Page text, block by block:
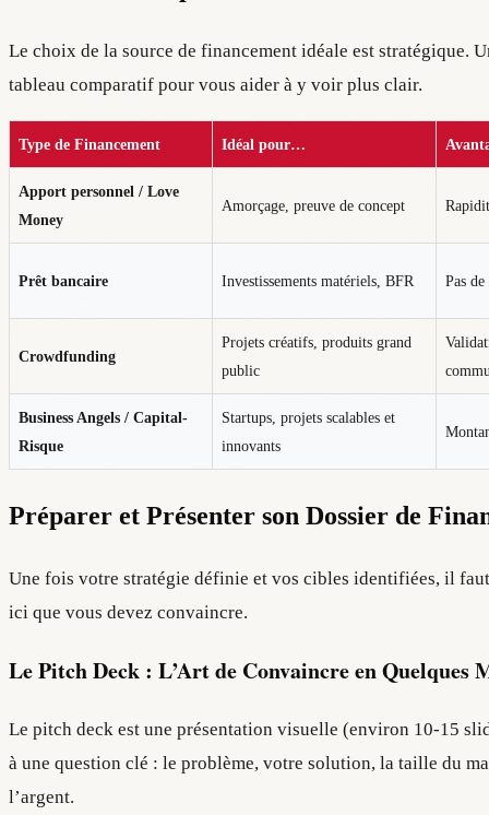
Le choix de la source de financement idéale est stratégique.
tableau comparatif pour vous aider à y voir plus clair.
Type de Financement Idéal pour…
Apport personnel / Love
Money
Amorçage, preuve de concept
Prêt bancaire Investissements matériels, BFR Pas
Crowdfunding
Projets créatifs, produits grand
public
Business Angels / Capital-
Risque
Startups, projets scalables et
innovants
Préparer et Présenter son Dossier de
Une fois votre stratégie définie et vos cibles identifiées, il
ici que vous devez convaincre.
Le Pitch Deck : L’Art de Convaincre en Quelques
Le pitch deck est une présentation visuelle (environ 10-15
à une question clé : le problème, votre solution, la taille du
l’argent.